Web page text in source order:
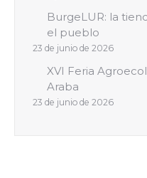
BurgeLUR: la
el pueblo
23 de junio de 2026
XVI Feria
Araba
23 de junio de 2026